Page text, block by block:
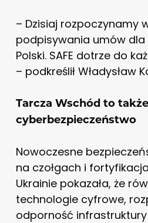
– Dzisiaj rozpoczynamy
podpisywania umów
Polski. SAFE dotrze do
– podkreślił Władysław
Tarcza Wschód to także
cyberbezpieczeństwo
Nowoczesne
na czołgach i
Ukrainie pokazała, że
technologie cyfrowe,
odporność